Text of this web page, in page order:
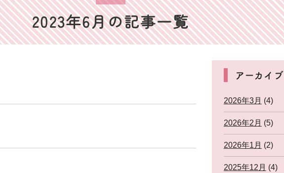
2023年6月の記事一覧
アーカイブ
2026年3月 (4)
2026年2月 (5)
2026年1月 (2)
2025年12月 (4)